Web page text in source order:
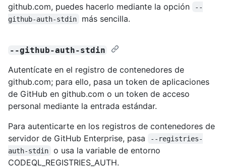
github.com, puedes hacerlo mediante la opción
--
github-auth-stdin
más sencilla.
--github-auth-stdin
Autentícate en el registro de contenedores de
github.com; para ello, pasa un token de aplicaciones
de GitHub en github.com o un token de acceso
personal mediante la entrada estándar.
Para autenticarte en los registros de contenedores de
servidor de GitHub Enterprise, pasa
--registries-
auth-stdin
o usa la variable de entorno
CODEQL_REGISTRIES_AUTH.